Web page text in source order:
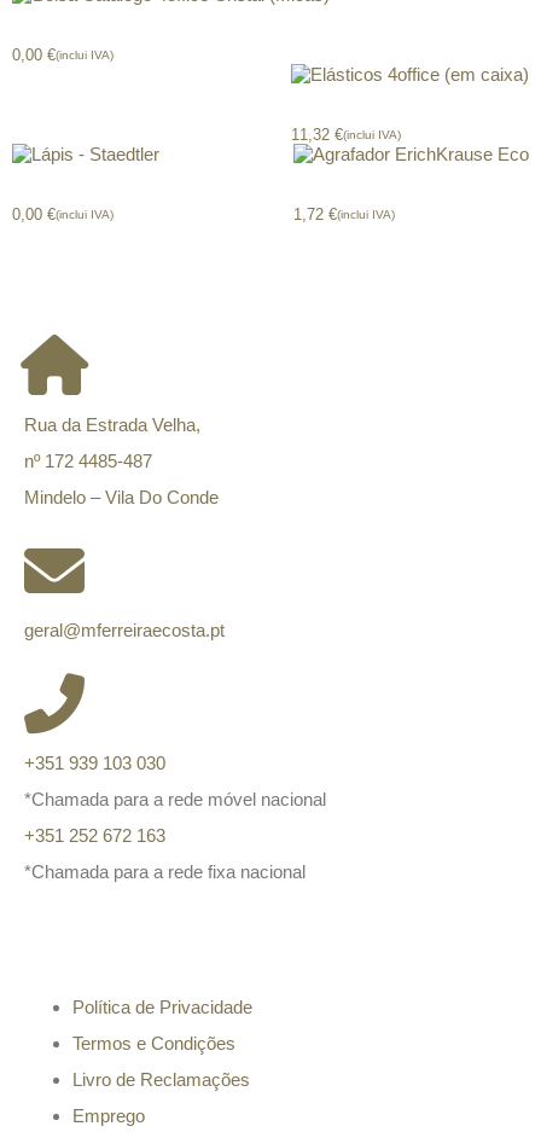
0,00 €(inclui IVA)
11,32 €(inclui IVA)
0,00 €(inclui IVA) 1,72 €(inclui IVA)
Rua da Estrada Velha,
nº 172 4485-487
Mindelo – Vila Do Conde
geral@mferreiraecosta.pt
+351 939 103 030
*Chamada para a rede móvel nacional
+351 252 672 163
*Chamada para a rede fixa nacional
Política de Privacidade
Termos e Condições
Livro de Reclamações
Emprego